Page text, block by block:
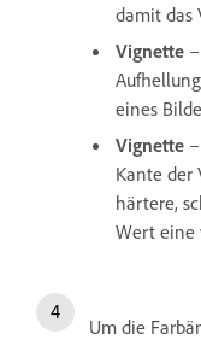
damit das
Vignette
eines
Vignette
Kante der
härtere,
Wert eine
Um die